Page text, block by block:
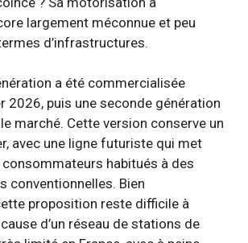
largement méconnue et peu
d’infrastructures.
a été commercialisée
2026, puis une seconde génération
marché. Cette version conserve un
avec une ligne futuriste qui met
consommateurs habitués à des
conventionnelles. Bien
proposition reste difficile à
d’un réseau de stations de